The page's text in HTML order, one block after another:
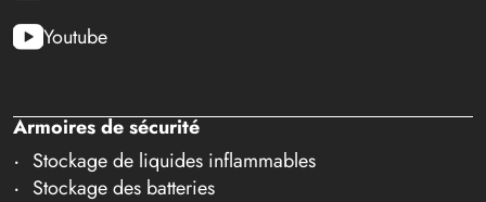
Youtube
Armoires de sécurité
Stockage de liquides inflammables
Stockage des batteries